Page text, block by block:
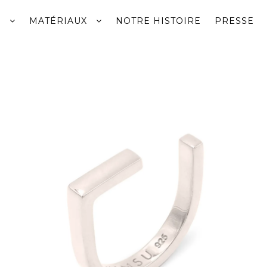
MATÉRIAUX NOTRE HISTOIRE PRESSE